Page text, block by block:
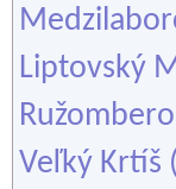
Liptovský
Veľký Krtíš